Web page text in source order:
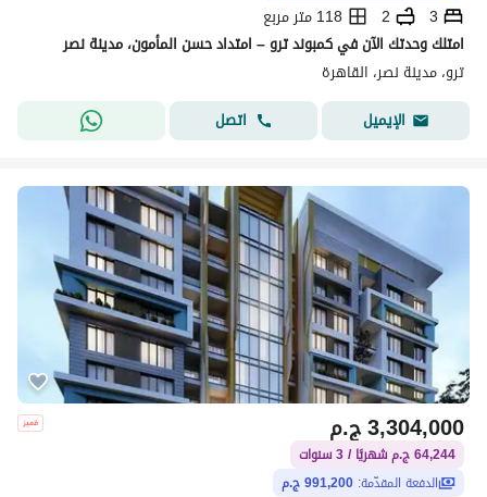
3
2
118 متر مربع
امتلك وحدتك الآن في كمبوند ترو – امتداد حسن المأمون، مدينة نصر
ترو، مدينة نصر، القاهرة
الإيميل
اتصل
ج.م3,304,000
64,244 ج.م شهريًا / 3 سنوات
الدفعة المقدّمة: 991,200 ج.م